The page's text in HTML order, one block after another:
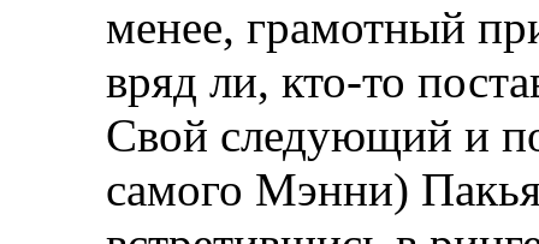
менее, грамотный
вряд ли, кто-то
Свой следующий и
самого Мэнни)